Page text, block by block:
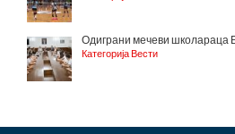
Одиграни мечеви школараца
Категорија Вести